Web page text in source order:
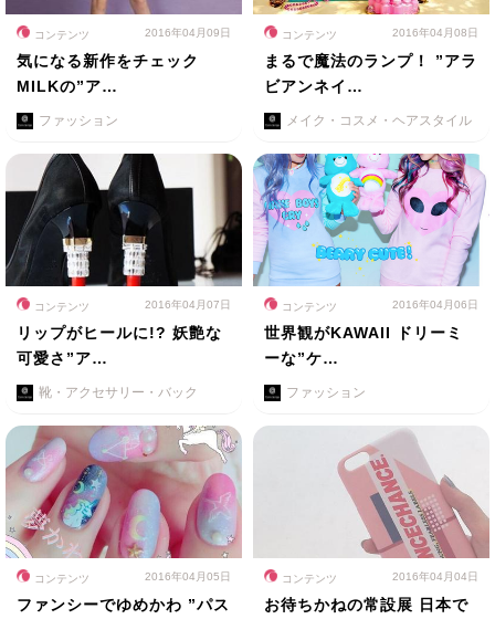
コンテンツ 2016年04月09日
気になる新作をチェック
MILKの”ア…
ファッション
コンテンツ 2016年04月08日
まるで魔法のランプ！ ”アラ
ビアンネイ…
メイク・コスメ・ヘアスタイル
コンテンツ 2016年04月07日
リップがヒールに!? 妖艶な
可愛さ”ア…
靴・アクセサリー・バック
コンテンツ 2016年04月06日
世界観がKAWAII ドリーミ
ーな”ケ…
ファッション
コンテンツ 2016年04月05日
ファンシーでゆめかわ ”パス
コンテンツ 2016年04月04日
お待ちかねの常設展 日本で